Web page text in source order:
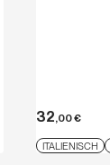
32,00€
ITALIENISCH